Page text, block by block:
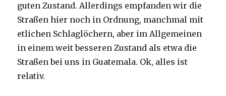
guten Zustand. Allerdings empfanden wir die
Straßen hier noch in Ordnung, manchmal mit
etlichen Schlaglöchern, aber im Allgemeinen
in einem weit besseren Zustand als etwa die
Straßen bei uns in Guatemala. Ok, alles ist
relativ.